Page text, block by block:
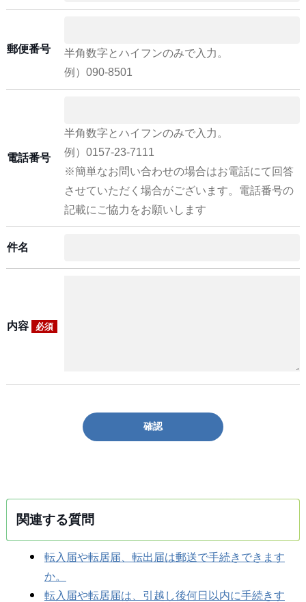
郵便番号
半角数字とハイフンのみで入力。
例）090-8501
電話番号
半角数字とハイフンのみで入力。
例）0157-23-7111
※簡単なお問い合わせの場合はお電話にて回答
させていただく場合がございます。電話番号の
記載にご協力をお願いします
件名
内容 必須
確認
関連する質問
転入届や転居届、転出届は郵送で手続きできます
か。
転入届や転居届は、引越し後何日以内に手続きす